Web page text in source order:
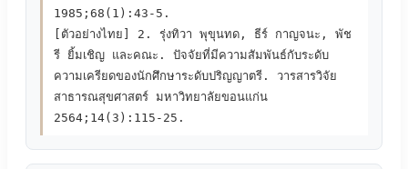
1985;68(1):43-5.
[ตัวอย่างไทย] 2. รุ่งทิวา พุขุนทด, ธีร์ กาญจนะ, พัช
รี ยิ้มเชิญ และคณะ. ปัจจัยที่มีความสัมพันธ์กับระดับ
ความเครียดของนักศึกษาระดับปริญญาตรี. วารสารวิจัย
สาธารณสุขศาสตร์ มหาวิทยาลัยขอนแก่น
2564;14(3):115-25.